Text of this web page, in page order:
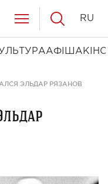
АФІША КІНО
RU
ЭЛЬДАР РЯЗАНОВ